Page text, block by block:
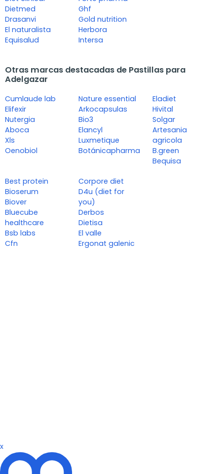
Dietmed
Drasanvi
El naturalista
Equisalud
Ghf
Gold nutrition
Herbora
Intersa
Otras marcas destacadas de Pastillas para
Adelgazar
Cumlaude lab
Elifexir
Nutergia
Aboca
Xls
Oenobiol
Nature essential
Arkocapsulas
Bio3
Elancyl
Luxmetique
Botánicapharma
Eladiet
Hivital
Solgar
Artesania
agricola
B.green
Bequisa
Best protein
Bioserum
Biover
Bluecube
healthcare
Bsb labs
Cfn
Corpore diet
D4u (diet for
you)
Derbos
Dietisa
El valle
Ergonat galenic
x